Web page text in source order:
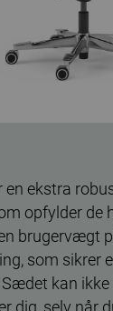
en ekstra
opfylder de
brugervægt
som sikrer
kan ikke
dig, selv når